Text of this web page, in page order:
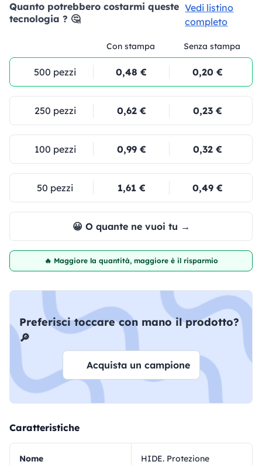
Quanto potrebbero costarmi queste
tecnologia ? 🤔
Vedi listino
completo
Con stampa Senza stampa
500 pezzi 0,48 € 0,20 €
250 pezzi 0,62 € 0,23 €
100 pezzi 0,99 € 0,32 €
50 pezzi 1,61 € 0,49 €
😀 O quante ne vuoi tu →
🔥 Maggiore la quantità, maggiore è il risparmio
Preferisci toccare con mano il prodotto?
🔎
Acquista un campione
Caratteristiche
Nome
HIDE. Protezione